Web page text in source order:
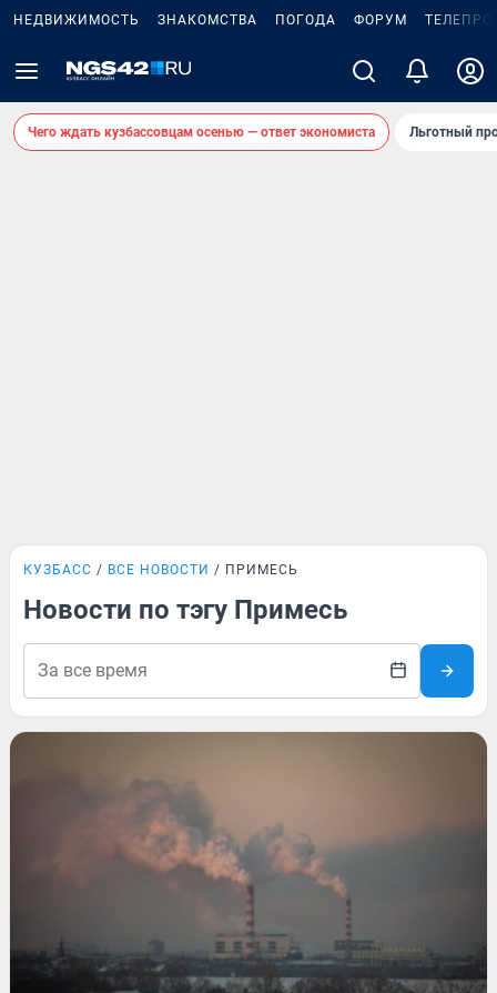
НЕДВИЖИМОСТЬ ЗНАКОМСТВА ПОГОДА ФОРУМ
Чего ждать кузбассовцам осенью — ответ экономиста Льготный
КУЗБАСС ВСЕ НОВОСТИ ПРИМЕСЬ
Новости по тэгу Примесь